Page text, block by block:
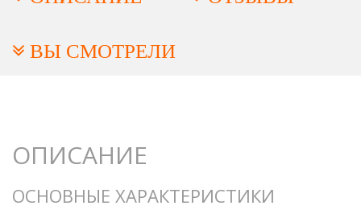
ВЫ СМОТРЕЛИ
ОПИСАНИЕ
ОСНОВНЫЕ ХАРАКТЕРИСТИКИ